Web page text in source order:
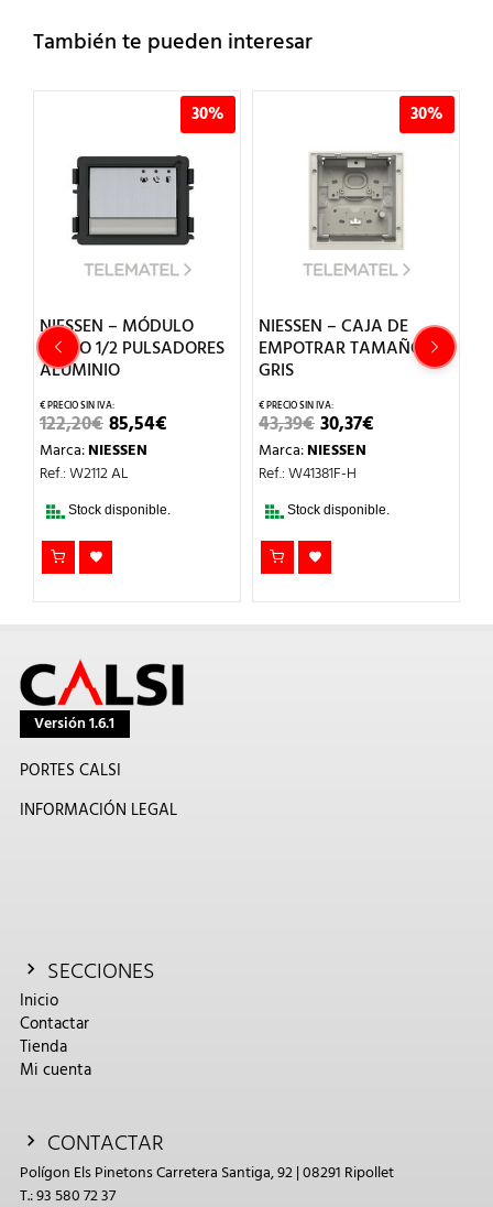
También te pueden interesar
30%
NIESSEN – MÓDULO
AUDIO 1/2 PULSADORES
ALUMINIO
122,20€EL
PRECIO
ORIGINAL
ERA:
85,54€
Marca:NIESSEN
Ref.: W2112 AL
Stock disponible.
30%
NIESSEN – CAJA DE
EMPOTRAR TAMAÑO 1/1
GRIS
43,39€EL
PRECIO
ORIGINAL
ERA:
30,37€
Marca:NIESSEN
Ref.: W41381F-H
Stock disponible.
Versión 1.6.1
PORTES CALSI
INFORMACIÓN LEGAL
SECCIONES
Inicio
Contactar
Tienda
Mi cuenta
CONTACTAR
Polígon Els Pinetons Carretera Santiga, 92 | 08291 Ripollet
T.: 93 580 72 37